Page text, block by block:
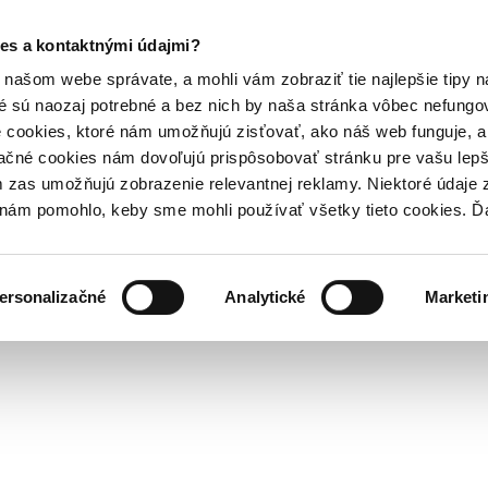
a kontaktnými údajmi?
webe správate, a mohli vám zobraziť tie najlepšie tipy
sú naozaj potrebné a bez nich by naša stránka vôbec
ktoré nám umožňujú zisťovať, ako náš web funguje,
cookies nám dovoľujú prispôsobovať stránku pre vašu
umožňujú zobrazenie relevantnej reklamy. Niektoré údaje
pomohlo, keby sme mohli používať všetky tieto cookies.
Analytické